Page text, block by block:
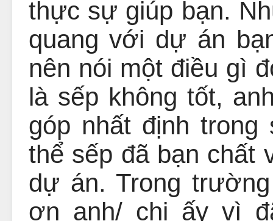
thực sự giúp bạn.
quang với dự án
nên nói một điều gì
là sếp không tốt,
góp nhất định
thể sếp đã bạn chất
dự án. Trong
ơn anh/ chị ấy vì